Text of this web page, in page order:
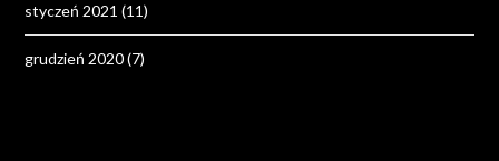
styczeń 2021 (11)
grudzień 2020(7)